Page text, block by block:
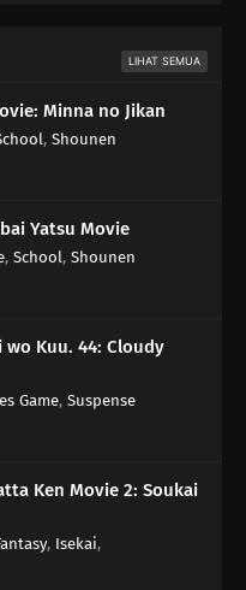
LIHAT SEMUA
Minna no Jikan
, Shounen
Yatsu Movie
, School, Shounen
wo Kuu. 44: Cloudy
Game, Suspense
Ken Movie 2: Soukai
, Isekai,